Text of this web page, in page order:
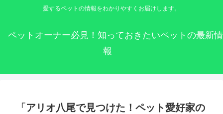
愛するペットの情報をわかりやすくお届けします。
ペットオーナー必見！知っておきたいペットの最新情
報
「アリオ八尾で見つけた！ペット愛好家の